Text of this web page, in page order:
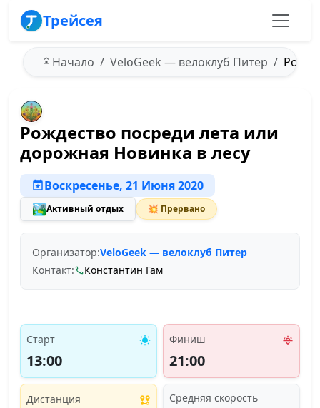
Трейсея
Начало VeloGeek — велоклуб Питер
Рождество посреди лета или
дорожная Новинка в лесу
Воскресенье, 21 Июня 2020
🏞️Активный отдых 💥 Прервано
Организатор:VeloGeek — велоклуб Питер
Контакт:
Константин Гам
Старт
13:00
Финиш
21:00
Дистанция Средняя скорость